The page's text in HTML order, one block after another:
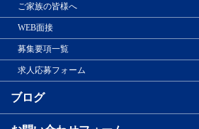
ご家族の皆様へ
WEB面接
募集要項一覧
求人応募フォーム
ブログ